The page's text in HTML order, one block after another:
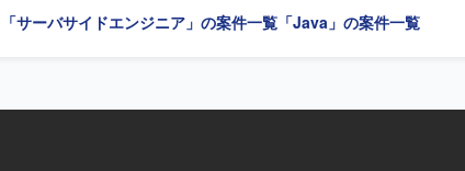
「サーバサイドエンジニア」の案件一覧 「Java」の案件一覧